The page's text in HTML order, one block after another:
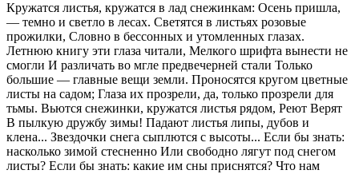
Кружатся листья, кружатся в лад снежинкам: Осень пришла,
— темно и светло в лесах. Светятся в листьях розовые
прожилки, Словно в бессонных и утомленных глазах.
Летнюю книгу эти глаза читали, Мелкого шрифта вынести не
смогли И различать во мгле предвечерней стали Только
большие — главные вещи земли. Проносятся кругом цветные
листы на садом; Глаза их прозрели, да, только прозрели для
тьмы. Вьются снежинки, кружатся листья рядом, Реют Верят
В пылкую дружбу зимы! Падают листья липы, дубов и
клена... Звездочки снега сыплются с высоты... Если бы знать:
насколько зимой стесненно Или свободно лягут под снегом
листы? Если бы знать: какие им сны приснятся? Что нам